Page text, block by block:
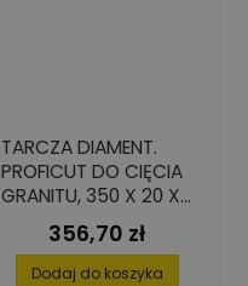
TARCZA DIAMENT.
PROFICUT DO CIĘCIA
GRANITU, 350 X 20 X
15 MMCena
356,70 zł
Dodaj do koszyka